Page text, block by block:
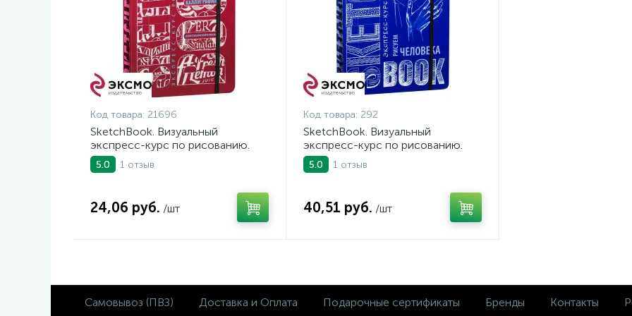
Код товара: 21696
SketchBook. Визуальный
экспресс-курс по рисованию.
Искусство простой каллиграфии
(темно-красный)
5.0 1 отзыв
24,06 руб. /шт
Код товара: 292
SketchBook. Визуальный
экспресс-курс по рисованию.
Рисуем человека (кобальт)
5.0 1 отзыв
40,51 руб. /шт
Самовывоз (ПВЗ) Доставка и Оплата Подарочные сертификаты Бренды Контакты